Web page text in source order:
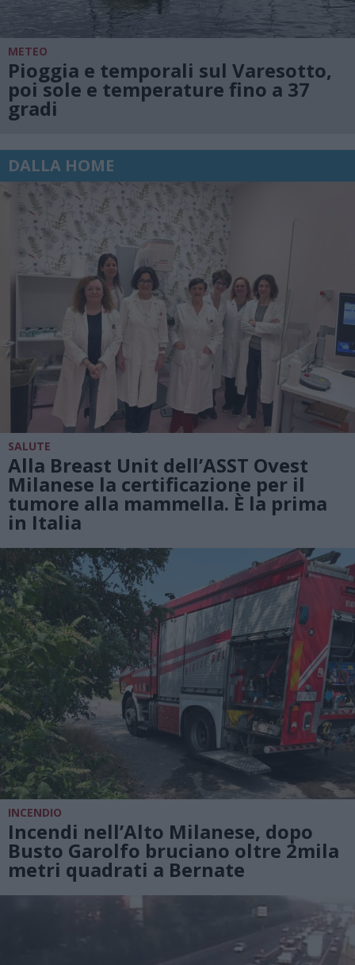
METEO
Pioggia e temporali sul Varesotto,
poi sole e temperature fino a 37
gradi
DALLA HOME
SALUTE
Alla Breast Unit dell’ASST Ovest
Milanese la certificazione per il
tumore alla mammella. È la prima
in Italia
INCENDIO
Incendi nell’Alto Milanese, dopo
Busto Garolfo bruciano oltre 2mila
metri quadrati a Bernate